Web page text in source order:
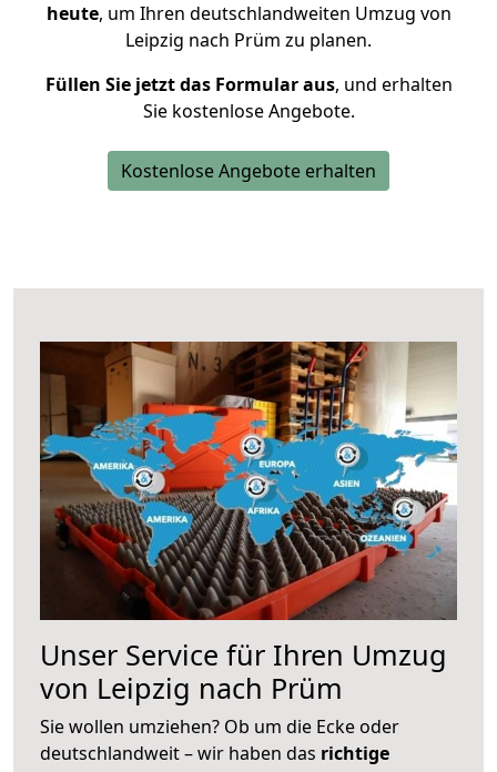
heute, um Ihren deutschlandweiten Umzug von
Leipzig nach Prüm zu planen.
Füllen Sie jetzt das Formular aus, und erhalten
Sie kostenlose Angebote.
Kostenlose Angebote erhalten
Unser Service für Ihren Umzug
von Leipzig nach Prüm
Sie wollen umziehen? Ob um die Ecke oder
deutschlandweit – wir haben das richtige